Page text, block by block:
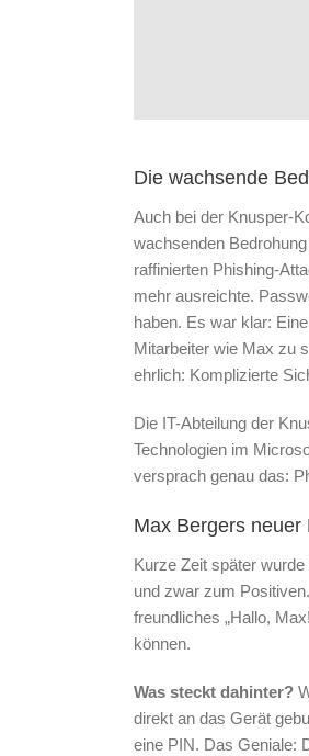
Die wachsende
Auch bei der Knusper-
wachsenden
raffinierten Phishing-
mehr ausreichte.
haben. Es war klar:
Mitarbeiter wie Max zu
ehrlich: Komplizierte
Die IT-Abteilung der
Technologien im
versprach genau das:
Max Bergers
Kurze Zeit später
und zwar zum
freundliches „Hallo,
können.
Was steckt dahinter?
direkt an das Gerät
eine PIN. Das Geniale: